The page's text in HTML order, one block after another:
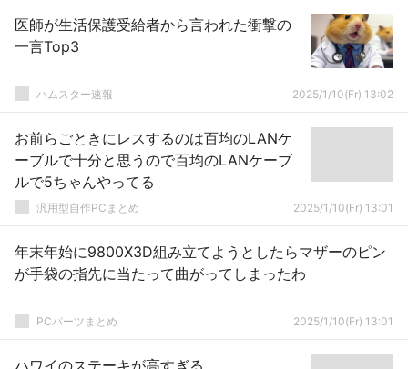
医師が生活保護受給者から言われた衝撃の
一言Top3
ハムスター速報 2025/1/10(Fr) 13:02
お前らごときにレスするのは百均のLANケ
ーブルで十分と思うので百均のLANケーブ
ルで5ちゃんやってる
汎用型自作PCまとめ 2025/1/10(Fr) 13:01
年末年始に9800X3D組み立てようとしたらマザーのピン
が手袋の指先に当たって曲がってしまったわ
PCパーツまとめ 2025/1/10(Fr) 13:01
ハワイのステーキが高すぎる